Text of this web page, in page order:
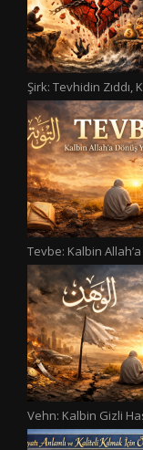
Şirk: Tevhidin Zıddı,
Tevbe: Kalbin
Vehn: Kalbin Gizli